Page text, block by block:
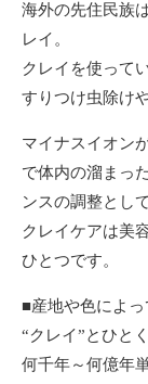
海外の先住民族
レイ。
クレイを使って
すりつけ虫除け
マイナスイオン
で体内の溜まっ
ンスの調整とし
クレイケアは美
ひとつです。
■産地や色によ
“クレイ”とひと
何千年～何億年